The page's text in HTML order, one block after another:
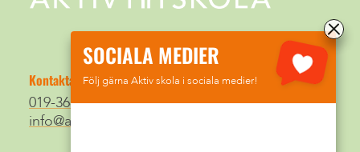
Kontakta oss
019-368 07 50
info@aktivskola.org
SOCIALA MEDIER
Följ gärna Aktiv skola i sociala medier!